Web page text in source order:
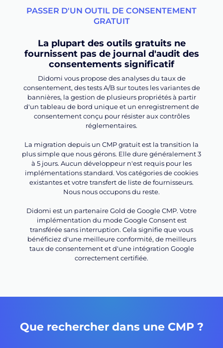
PASSER D'UN OUTIL DE CONSENTEMENT
GRATUIT
La plupart des outils gratuits ne
fournissent pas de journal d'audit des
consentements significatif
Didomi vous propose des analyses du taux de
consentement, des tests A/B sur toutes les variantes de
bannières, la gestion de plusieurs propriétés à partir
d'un tableau de bord unique et un enregistrement de
consentement conçu pour résister aux contrôles
réglementaires.
La migration depuis un CMP gratuit est la transition la
plus simple que nous gérons. Elle dure généralement 3
à 5 jours. Aucun développeur n'est requis pour les
implémentations standard. Vos catégories de cookies
existantes et votre transfert de liste de fournisseurs.
Nous nous occupons du reste.
Didomi est un partenaire Gold de Google CMP. Votre
implémentation du mode Google Consent est
transférée sans interruption. Cela signifie que vous
bénéficiez d'une meilleure conformité, de meilleurs
taux de consentement et d'une intégration Google
correctement certifiée.
Que rechercher dans une CMP ?